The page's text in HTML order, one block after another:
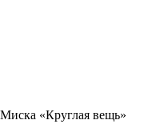
Миска «Круглая вещь»